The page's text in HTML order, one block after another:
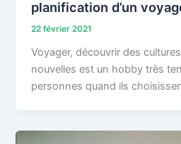
planification d’un
22 février 2021
Voyager, découvrir des
nouvelles est un hobby très
personnes quand ils